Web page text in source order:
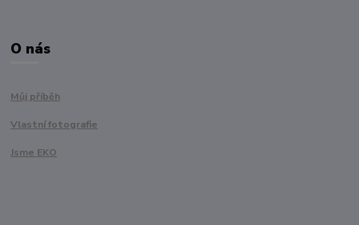
O nás
Můj příběh
Vlastní fotografie
Jsme EKO